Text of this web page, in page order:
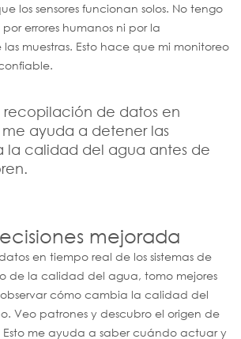
los sensores funcionan solos. No tengo
errores humanos ni por la
muestras. Esto hace que mi monitoreo
recopilación de datos en
ayuda a detener las
la calidad del agua antes de
mejorada
en tiempo real de los sistemas de
de la calidad del agua, tomo mejores
observar cómo cambia la calidad del
Veo patrones y descubro el origen de
me ayuda a saber cuándo actuar y